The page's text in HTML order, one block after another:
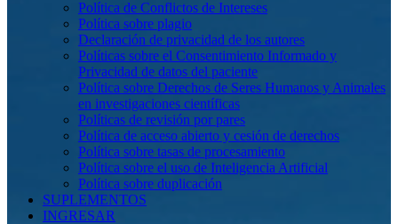
Política de Conflictos de Intereses
Política sobre plagio
Declaración de privacidad de los autores
Políticas sobre el Consentimiento Informado y
Privacidad de datos del paciente
Política sobre Derechos de Seres Humanos y Animales
en investigaciones científicas
Políticas de revisión por pares
Política de acceso abierto y cesión de derechos
Política sobre tasas de procesamiento
Política sobre el uso de Inteligencia Artificial
Política sobre duplicación
SUPLEMENTOS
INGRESAR